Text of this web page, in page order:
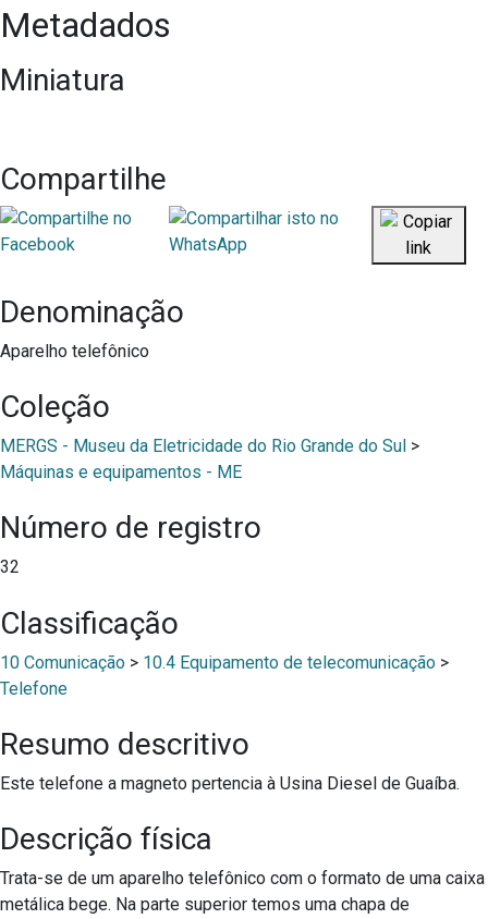
Metadados
Miniatura
Compartilhe
Denominação
Aparelho telefônico
Coleção
MERGS - Museu da Eletricidade do Rio Grande do Sul >
Máquinas e equipamentos - ME
Número de registro
32
Classificação
10 Comunicação > 10.4 Equipamento de telecomunicação >
Telefone
Resumo descritivo
Este telefone a magneto pertencia à Usina Diesel de Guaíba.
Descrição física
Trata-se de um aparelho telefônico com o formato de uma caixa
metálica bege. Na parte superior temos uma chapa de